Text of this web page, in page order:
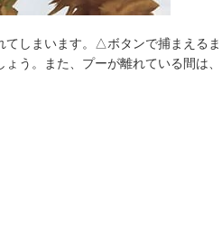
てしまいます。△ボタンで捕まえるま
う。また、プーが離れている間は、